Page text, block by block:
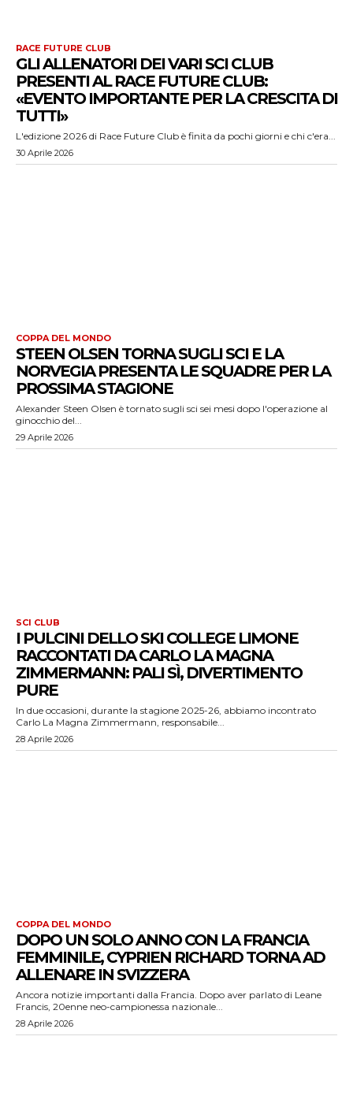
RACE FUTURE CLUB
GLI ALLENATORI DEI VARI SCI CLUB
PRESENTI AL RACE FUTURE CLUB:
«EVENTO IMPORTANTE PER LA CRESCITA DI
TUTTI»
L'edizione 2026 di Race Future Club è finita da pochi giorni e chi c'era...
30 Aprile 2026
COPPA DEL MONDO
STEEN OLSEN TORNA SUGLI SCI E LA
NORVEGIA PRESENTA LE SQUADRE PER LA
PROSSIMA STAGIONE
Alexander Steen Olsen è tornato sugli sci sei mesi dopo l'operazione al
ginocchio del...
29 Aprile 2026
SCI CLUB
I PULCINI DELLO SKI COLLEGE LIMONE
RACCONTATI DA CARLO LA MAGNA
ZIMMERMANN: PALI SÌ, DIVERTIMENTO
PURE
In due occasioni, durante la stagione 2025-26, abbiamo incontrato
Carlo La Magna Zimmermann, responsabile...
28 Aprile 2026
COPPA DEL MONDO
DOPO UN SOLO ANNO CON LA FRANCIA
FEMMINILE, CYPRIEN RICHARD TORNA AD
ALLENARE IN SVIZZERA
Ancora notizie importanti dalla Francia. Dopo aver parlato di Leane
Francis, 20enne neo-campionessa nazionale...
28 Aprile 2026